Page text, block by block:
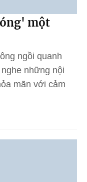
một
ngồi quanh
những nội
mãn với cảm